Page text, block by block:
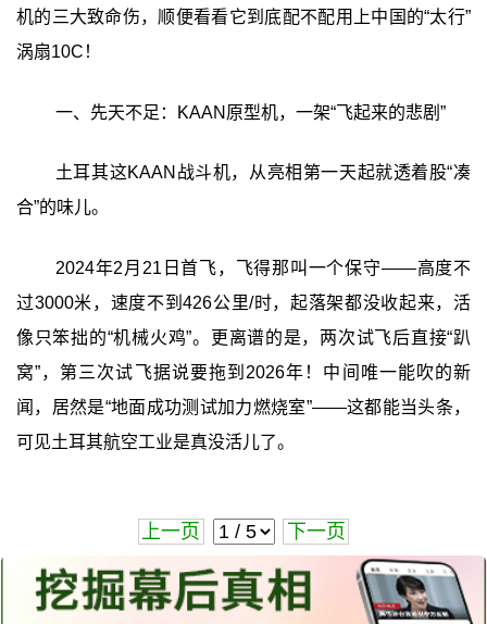
机的三大致命伤，顺便看看它到底配不配用上中国的“太行”
涡扇10C！
一、先天不足：KAAN原型机，一架“飞起来的悲剧”
土耳其这KAAN战斗机，从亮相第一天起就透着股“凑
合”的味儿。
2024年2月21日首飞，飞得那叫一个保守——高度不
过3000米，速度不到426公里/时，起落架都没收起来，活
像只笨拙的“机械火鸡”。更离谱的是，两次试飞后直接“趴
窝”，第三次试飞据说要拖到2026年！中间唯一能吹的新
闻，居然是“地面成功测试加力燃烧室”——这都能当头条，
可见土耳其航空工业是真没活儿了。
上一页 下一页